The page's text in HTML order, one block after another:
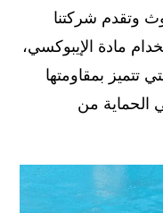
وتقدم شركتنا
مادة الإيبوكسي،
تتميز بمقاومتها
الحماية من